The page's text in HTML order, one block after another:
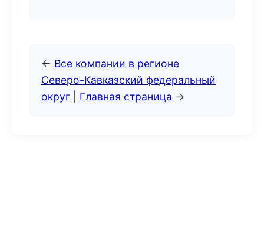
← Все компании в регионе
Северо-Кавказский федеральный
округ
Главная страница →